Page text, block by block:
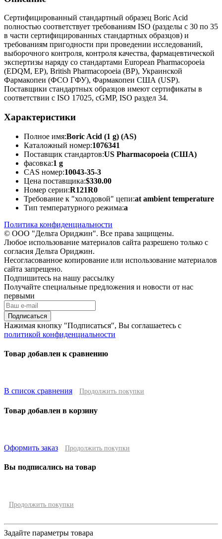
Сертифицированный стандартный образец Boric Acid
полностью соответствует требованиям ISO (разделы с 30 по 35
в части сертифицированных стандартных образцов) и
требованиям пригодности при проведении исследований,
выборочного контроля, контроля качества, фармацевтической
экспертизы наряду со стандартами European Pharmacopoeia
(EDQM, EP), British Pharmacopoeia (BP), Украинской
Фармакопеи (ФСО ГФУ), Фармакопеи США (USP).
Поставщики стандартных образцов имеют сертификаты в
соответствии с ISO 17025, cGMP, ISO раздел 34.
Характеристики
Полное имя:Boric Acid (1 g) (AS)
Каталожный номер:1076341
Поставщик стандартов:US Pharmacopoeia (США)
фасовка:1 g
CAS номер:10043-35-3
Цена поставщика:$330.00
Номер серии:R121R0
Требование к "холодовой" цепи:at ambient temperature
Тип температурного режима:a
Политика конфиденциальности
© ООО "Дельта Ориджин". Все права защищены.
Любое использование материалов сайта разрешено только с
согласия Дельта Ориджин.
Несогласованное копирование или использование материалов
сайта запрещено.
Подпишитесь на нашу рассылку
Получайте специальные предложения и новости от нас
первыми
Подписаться
Нажимая кнопку "Подписаться", Вы соглашаетесь с
политикой конфиденциальности
Товар добавлен к сравнению
В список сравнения Продолжить покупки
Товар добавлен в корзину
Оформить заказ Продолжить покупки
Вы подписались на товар
Продолжить покупки
Задайте параметры товара